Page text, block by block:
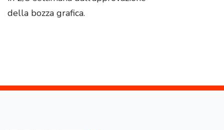
della bozza grafica.